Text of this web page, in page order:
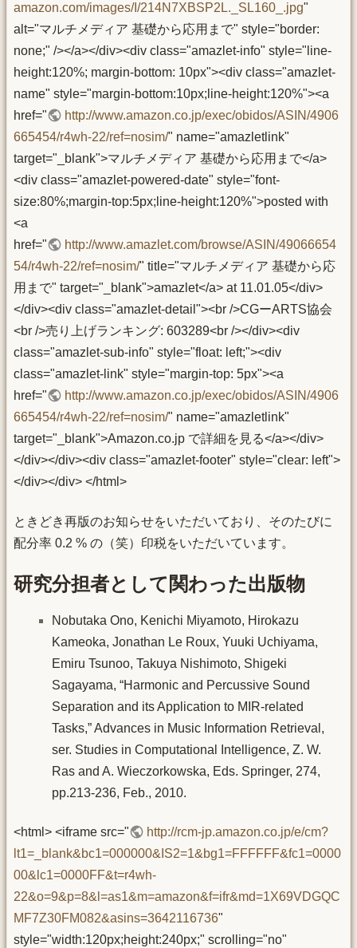
amazon.com/images/I/214N7XBSP2L._SL160_.jpg"
alt="マルチメディア 基礎から応用まで" style="border:
none;" /></a></div><div class="amazlet-info" style="line-
height:120%; margin-bottom: 10px"><div class="amazlet-
name" style="margin-bottom:10px;line-height:120%"><a
href="
http://www.amazon.co.jp/exec/obidos/ASIN/4906
665454/r4wh-22/ref=nosim/" name="amazletlink"
target="_blank">マルチメディア 基礎から応用まで</a>
<div class="amazlet-powered-date" style="font-
size:80%;margin-top:5px;line-height:120%">posted with
<a
href="
http://www.amazlet.com/browse/ASIN/49066654
54/r4wh-22/ref=nosim/" title="マルチメディア 基礎から応
用まで" target="_blank">amazlet</a> at 11.01.05</div>
</div><div class="amazlet-detail"><br />CGーARTS協会
<br />売り上げランキング: 603289<br /></div><div
class="amazlet-sub-info" style="float: left;"><div
class="amazlet-link" style="margin-top: 5px"><a
href="
http://www.amazon.co.jp/exec/obidos/ASIN/4906
665454/r4wh-22/ref=nosim/" name="amazletlink"
target="_blank">Amazon.co.jp で詳細を見る</a></div>
</div></div><div class="amazlet-footer" style="clear: left">
</div></div> </html>
ときどき再版のお知らせをいただいており、そのたびに
配分率 0.2 % の（笑）印税をいただいています。
研究分担者として関わった出版物
Nobutaka Ono, Kenichi Miyamoto, Hirokazu
Kameoka, Jonathan Le Roux, Yuuki Uchiyama,
Emiru Tsunoo, Takuya Nishimoto, Shigeki
Sagayama, “Harmonic and Percussive Sound
Separation and its Application to MIR-related
Tasks,” Advances in Music Information Retrieval,
ser. Studies in Computational Intelligence, Z. W.
Ras and A. Wieczorkowska, Eds. Springer, 274,
pp.213-236, Feb., 2010.
<html> <iframe src="
http://rcm-jp.amazon.co.jp/e/cm?
lt1=_blank&bc1=000000&IS2=1&bg1=FFFFFF&fc1=0000
00&lc1=0000FF&t=r4wh-
22&o=9&p=8&l=as1&m=amazon&f=ifr&md=1X69VDGQC
MF7Z30FM082&asins=3642116736"
style="width:120px;height:240px;" scrolling="no"